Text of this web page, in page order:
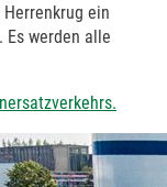
ein
Es werden alle